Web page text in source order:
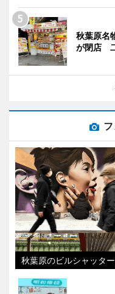
秋葉原名
が閉店
秋葉原のビルシャッタ